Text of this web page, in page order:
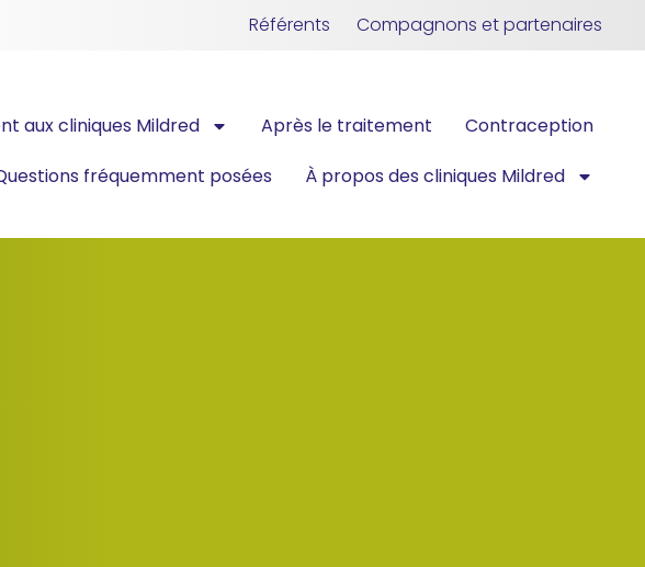
Référents
Compagnons et partenaires
aux cliniques Mildred Après le traitement
Contraception
fréquemment posées
À propos des cliniques Mildred